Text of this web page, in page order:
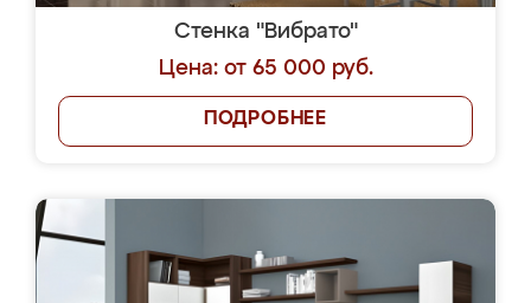
Стенка "Вибрато"
Цена: от 65 000 руб.
ПОДРОБНЕЕ